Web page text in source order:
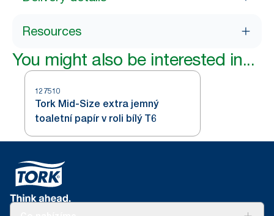
Resources
You might also be interested in...
127510
Tork Mid-Size extra jemný
toaletní papír v roli bílý T6